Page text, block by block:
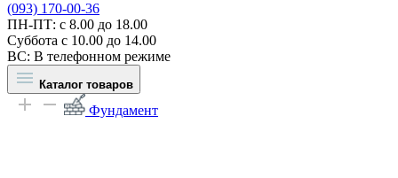
(093) 170-00-36
ПН-ПТ: c 8.00 до 18.00
Суббота с 10.00 до 14.00
ВС: В телефонном режиме
Каталог товаров
Фундамент